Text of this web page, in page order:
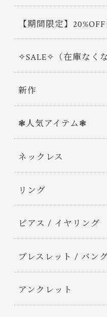
【期間限定】
✧SALE✧（在庫なく
新作
❃人気アイテム❃
ネックレス
リング
ピアス / イヤリング
ブレスレット / バン
アンクレット